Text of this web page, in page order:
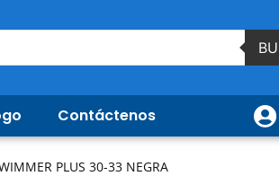
Contáctenos
PLUS 30-33 NEGRA